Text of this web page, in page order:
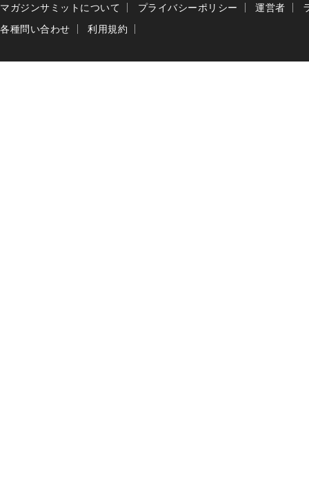
マガジンサミットについて プライバシーポリシー 運営者
各種問い合わせ
利用規約